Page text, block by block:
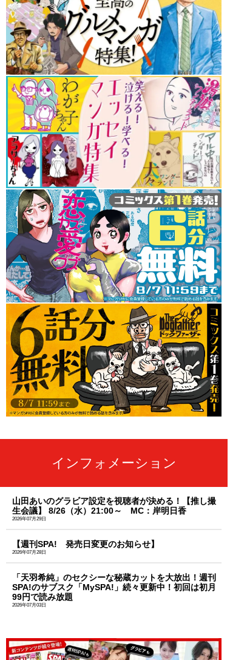
インフォメーション
山田あいのグラビア設定を視聴者が決める！【推し撮
生会議】 8/26（水）21:00～ MC：岸明日香
2026年07月29日
【週刊SPA! 発売日変更のお知らせ】
2026年07月28日
「天羽希純」のセクシーな秘蔵カットを大放出！週刊
SPA!のサブスク「MySPA!」続々更新中！初回は初月
99円で読み放題
2026年07月03日